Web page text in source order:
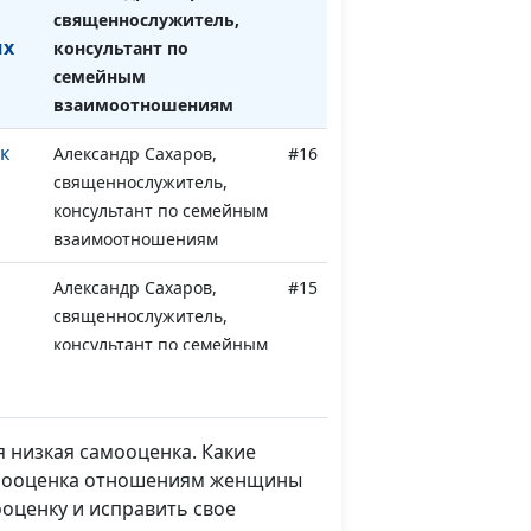
священнослужитель,
консультант по
семейным
взаимоотношениям
Александр Сахаров,
священнослужитель,
консультант по семейным
взаимоотношениям
#16
Александр Сахаров,
священнослужитель,
консультант по семейным
#15
Александр Сахаров,
священнослужитель,
консультант по семейным
взаимоотношениям
#14
самооценка. Какие
отношениям женщины
и исправить свое